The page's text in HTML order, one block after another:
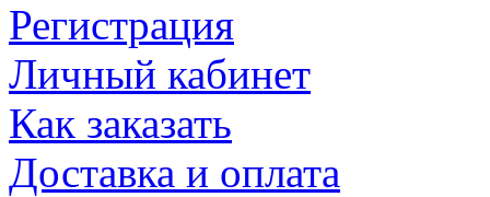
Регистрация
Личный кабинет
Как заказать
Доставка и оплата